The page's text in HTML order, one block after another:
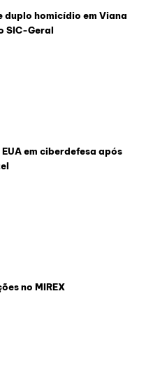
duplo homicídio em Viana
SIC-Geral
em ciberdefesa após
no MIREX